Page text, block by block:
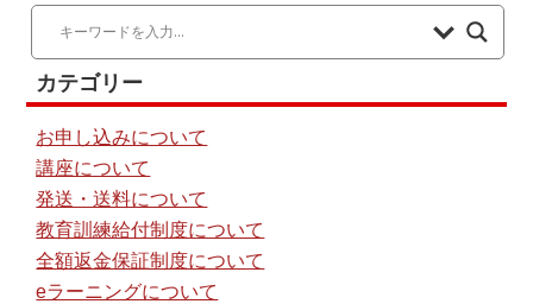
カテゴリー
お申し込みについて
講座について
発送・送料について
教育訓練給付制度について
全額返金保証制度について
eラーニングについて